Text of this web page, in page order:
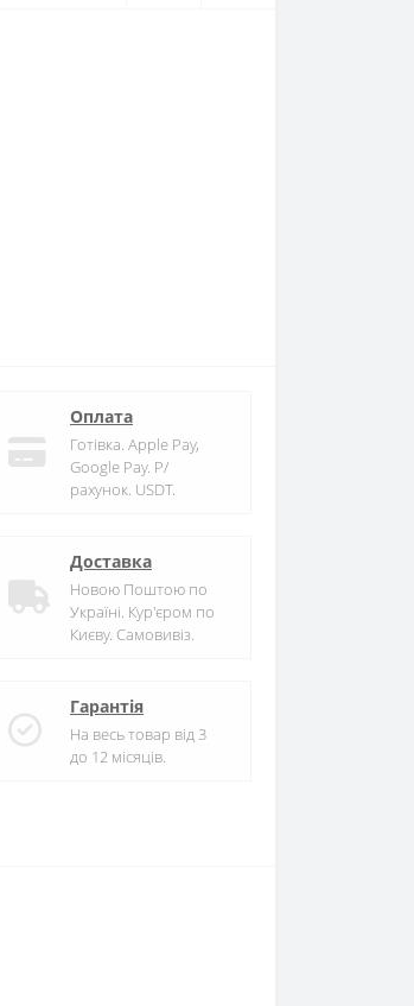
Оплата
Готівка. Apple Pay,
Google Pay. Р/
рахунок. USDT.
Доставка
Новою Поштою по
Україні. Кур'єром по
Києву. Самовивіз.
Гарантія
На весь товар від 3
до 12 місяців.